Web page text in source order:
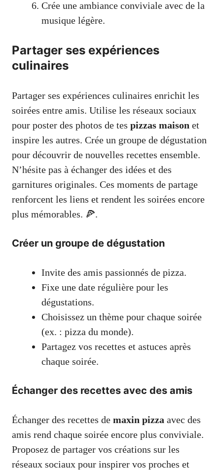
Crée une ambiance conviviale avec de la
musique légère.
Partager ses expériences
culinaires
Partager ses expériences culinaires enrichit les
soirées entre amis. Utilise les réseaux sociaux
pour poster des photos de tes pizzas maison et
inspire les autres. Crée un groupe de dégustation
pour découvrir de nouvelles recettes ensemble.
N’hésite pas à échanger des idées et des
garnitures originales. Ces moments de partage
renforcent les liens et rendent les soirées encore
plus mémorables. 🍕.
Créer un groupe de dégustation
Invite des amis passionnés de pizza.
Fixe une date régulière pour les
dégustations.
Choisissez un thème pour chaque soirée
(ex. : pizza du monde).
Partagez vos recettes et astuces après
chaque soirée.
Échanger des recettes avec des amis
Échanger des recettes de maxin pizza avec des
amis rend chaque soirée encore plus conviviale.
Proposez de partager vos créations sur les
réseaux sociaux pour inspirer vos proches et